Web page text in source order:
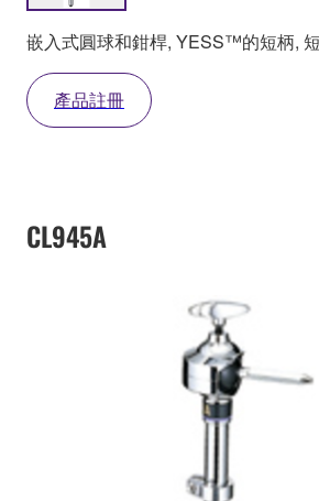
嵌入式圓球和鉗桿, YESS™的短柄, 短
產品註冊
CL945A